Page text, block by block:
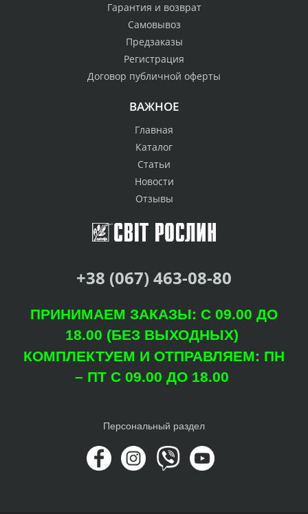
Гарантия и возврат
Самовывоз
Предзаказы
Регистрация
Договор публичной оферты
ВАЖНОЕ
Главная
Каталог
Статьи
Новости
Отзывы
+38 (067) 463-08-80
ПРИНИМАЕМ ЗАКАЗЫ: С 09.00 ДО
18.00 (БЕЗ ВЫХОДНЫХ)
КОМПЛЕКТУЕМ И ОТПРАВЛЯЕМ: ПН
– ПТ С 09.00 ДО 18.00
Персональный раздел